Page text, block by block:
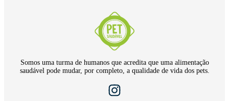
Somos uma turma de humanos que acredita que uma alimentação
saudável pode mudar, por completo, a qualidade de vida dos pets.